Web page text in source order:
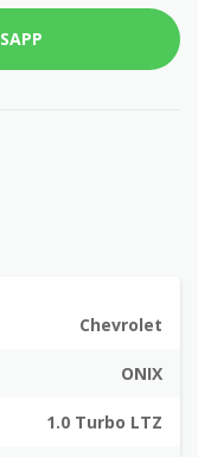
Chevrolet
ONIX
1.0 Turbo LTZ